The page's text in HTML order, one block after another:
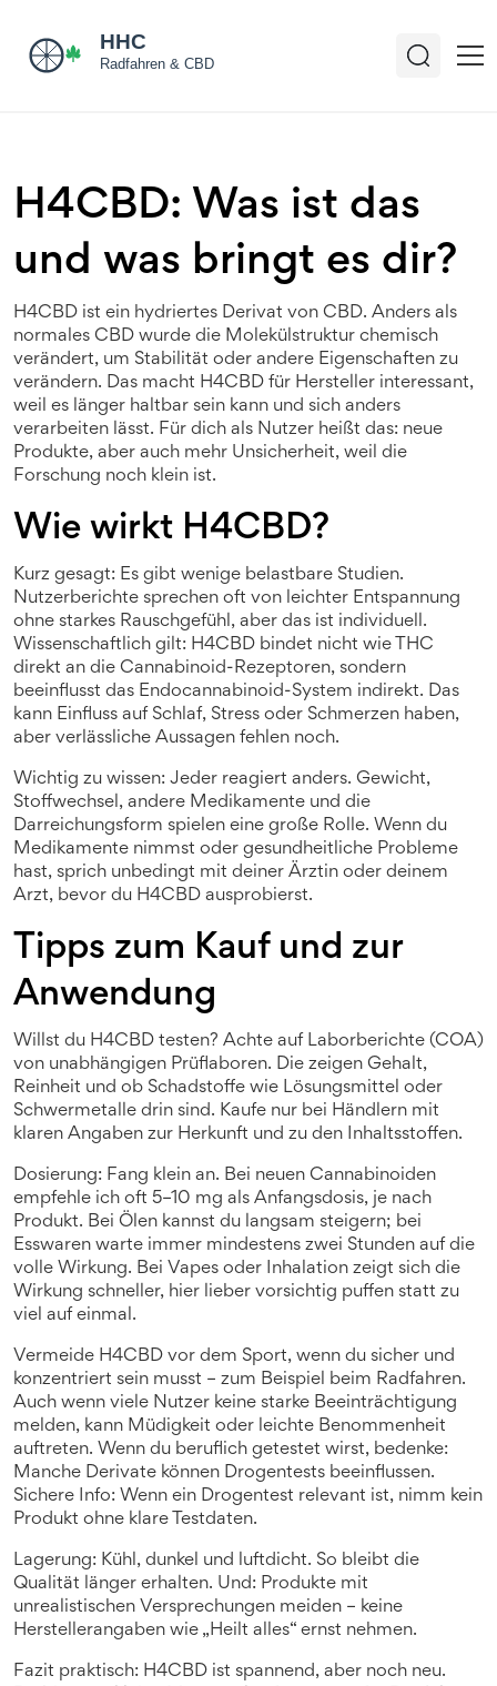
H4CBD: Was ist das
und was bringt es dir?
H4CBD ist ein hydriertes Derivat von CBD. Anders als
normales CBD wurde die Molekülstruktur chemisch
verändert, um Stabilität oder andere Eigenschaften zu
verändern. Das macht H4CBD für Hersteller interessant,
weil es länger haltbar sein kann und sich anders
verarbeiten lässt. Für dich als Nutzer heißt das: neue
Produkte, aber auch mehr Unsicherheit, weil die
Forschung noch klein ist.
Wie wirkt H4CBD?
Kurz gesagt: Es gibt wenige belastbare Studien.
Nutzerberichte sprechen oft von leichter Entspannung
ohne starkes Rauschgefühl, aber das ist individuell.
Wissenschaftlich gilt: H4CBD bindet nicht wie THC
direkt an die Cannabinoid-Rezeptoren, sondern
beeinflusst das Endocannabinoid-System indirekt. Das
kann Einfluss auf Schlaf, Stress oder Schmerzen haben,
aber verlässliche Aussagen fehlen noch.
Wichtig zu wissen: Jeder reagiert anders. Gewicht,
Stoffwechsel, andere Medikamente und die
Darreichungsform spielen eine große Rolle. Wenn du
Medikamente nimmst oder gesundheitliche Probleme
hast, sprich unbedingt mit deiner Ärztin oder deinem
Arzt, bevor du H4CBD ausprobierst.
Tipps zum Kauf und zur
Anwendung
Willst du H4CBD testen? Achte auf Laborberichte (COA)
von unabhängigen Prüflaboren. Die zeigen Gehalt,
Reinheit und ob Schadstoffe wie Lösungsmittel oder
Schwermetalle drin sind. Kaufe nur bei Händlern mit
klaren Angaben zur Herkunft und zu den Inhaltsstoffen.
Dosierung: Fang klein an. Bei neuen Cannabinoiden
empfehle ich oft 5–10 mg als Anfangsdosis, je nach
Produkt. Bei Ölen kannst du langsam steigern; bei
Esswaren warte immer mindestens zwei Stunden auf die
volle Wirkung. Bei Vapes oder Inhalation zeigt sich die
Wirkung schneller, hier lieber vorsichtig puffen statt zu
viel auf einmal.
Vermeide H4CBD vor dem Sport, wenn du sicher und
konzentriert sein musst – zum Beispiel beim Radfahren.
Auch wenn viele Nutzer keine starke Beeinträchtigung
melden, kann Müdigkeit oder leichte Benommenheit
auftreten. Wenn du beruflich getestet wirst, bedenke:
Manche Derivate können Drogentests beeinflussen.
Sichere Info: Wenn ein Drogentest relevant ist, nimm kein
Produkt ohne klare Testdaten.
Lagerung: Kühl, dunkel und luftdicht. So bleibt die
Qualität länger erhalten. Und: Produkte mit
unrealistischen Versprechungen meiden – keine
Herstellerangaben wie „Heilt alles“ ernst nehmen.
Fazit praktisch: H4CBD ist spannend, aber noch neu.